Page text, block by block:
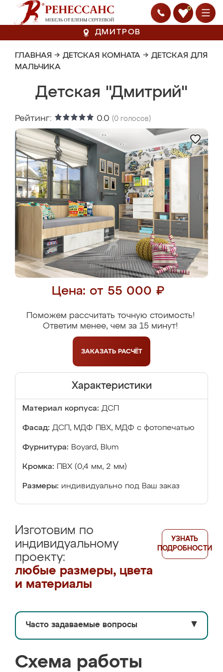
0
ДМИТРОВ
ГЛАВНАЯ → ДЕТСКАЯ КОМНАТА → ДЕТСКАЯ ДЛЯ
МАЛЬЧИКА
Детская "Дмитрий"
Рейтинг: 0.0 (0 голосов)
Цена: от 55 000 ₽
Поможем рассчитать точную стоимость!
Ответим менее, чем за 15 минут!
ЗАКАЗАТЬ РАСЧЁТ
Характеристики
Материал корпуса: ДСП
Фасад: ДСП, МДФ ПВХ, МДФ с фотопечатью
Фурнитура: Boyard, Blum
Кромка: ПВХ (0,4 мм, 2 мм)
Размеры: индивидуально под Ваш заказ
Изготовим по
индивидуальному
проекту:
любые размеры, цвета
и материалы
УЗНАТЬ
ПОДРОБНОСТИ
Часто задаваемые вопросы ▼
Схема работы